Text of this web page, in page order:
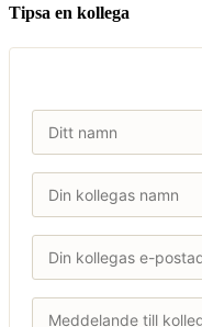
Tipsa en kollega